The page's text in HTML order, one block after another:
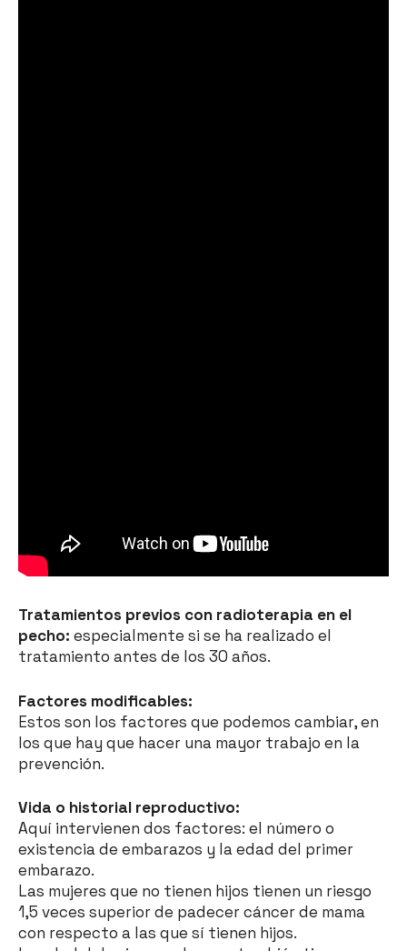
Tratamientos previos con radioterapia en el
pecho: especialmente si se ha realizado el
tratamiento antes de los 30 años.
Factores modificables:
Estos son los factores que podemos cambiar, en
los que hay que hacer una mayor trabajo en la
prevención.
Vida o historial reproductivo:
Aquí intervienen dos factores: el número o
existencia de embarazos y la edad del primer
embarazo.
Las mujeres que no tienen hijos tienen un riesgo
1,5 veces superior de padecer cáncer de mama
con respecto a las que sí tienen hijos.